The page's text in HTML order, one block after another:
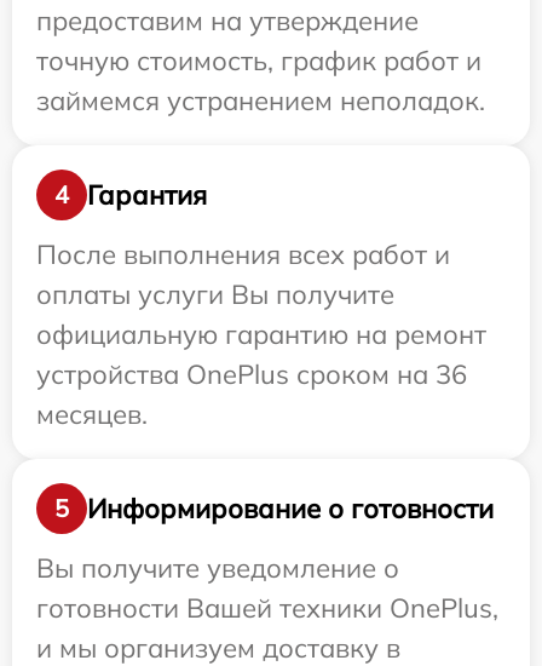
предоставим на утверждение
точную стоимость, график работ и
займемся устранением неполадок.
4
Гарантия
После выполнения всех работ и
оплаты услуги Вы получите
официальную гарантию на ремонт
устройства OnePlus сроком на 36
месяцев.
5
Информирование о готовности
Вы получите уведомление о
готовности Вашей техники OnePlus,
и мы организуем доставку в